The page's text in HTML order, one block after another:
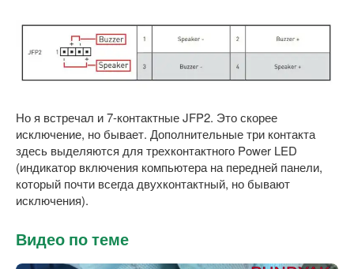
Но я встречал и 7-контактные JFP2. Это скорее
исключение, но бывает. Дополнительные три контакта
здесь выделяются для трехконтактного Power LED
(индикатор включения компьютера на передней панели,
который почти всегда двухконтактный, но бывают
исключения).
Видео по теме